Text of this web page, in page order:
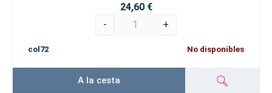
24,60 €
-
+
col72 No disponibles
A la cesta